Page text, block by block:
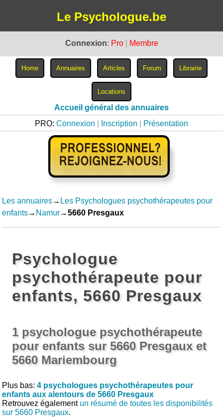
Le Psychologue.be
Connexion: Pro Membre
Accueil général des annuaires
PRO: Connexion Inscription Présentation
Les annuaires→ Les Psychologues psychothérapeutes pour
enfants→ Namur→5660 Presgaux
Psychologue
psychothérapeute pour
enfants, 5660 Presgaux
1 psychologue psychothérapeute
pour enfants sur 5660 Presgaux et
5660 Mariembourg
Plus bas:4 psychologues psychothérapeutes pour
enfants aux alentours de 5660 Presgaux
Retrouvez également un résumé de toutes les disponibilités
sur 5660 Presgaux.